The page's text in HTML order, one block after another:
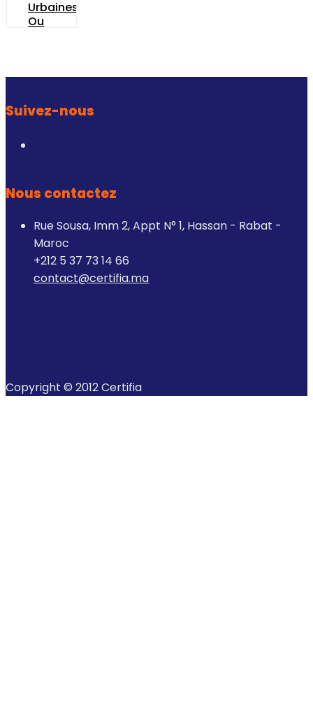
Urbaines
Ou
SYSTEMS
Suivez-nous
Nous contactez
Rue Sousa, Imm 2, Appt N° 1, Hassan - Rabat -
Maroc
+212 5 37 73 14 66
contact@certifia.ma
Copyright © 2012 Certifia